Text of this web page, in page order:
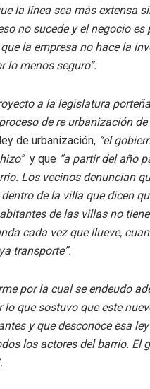
la línea sea más extensa
no sucede y el negocio es
la empresa no hace la
lo menos seguro”.
a la legislatura
de re urbanización de
de urbanización, “el
y que “a partir del año
Los vecinos denuncian
de la villa que dicen
de las villas no
cada vez que llueve,
transporte”.
por la cual se endeudo
que sostuvo que este
y que desconoce esa
los actores del barrio. El